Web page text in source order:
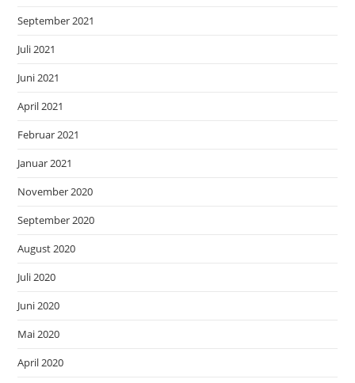
September 2021
Juli 2021
Juni 2021
April 2021
Februar 2021
Januar 2021
November 2020
September 2020
August 2020
Juli 2020
Juni 2020
Mai 2020
April 2020